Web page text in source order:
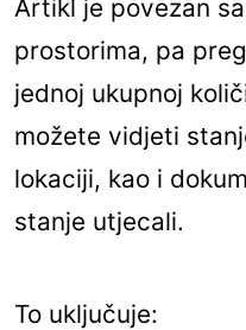
Artikl je povezan
prostorima, pa
jednoj ukupnoj
možete vidjeti
lokaciji, kao i
stanje utjecali.
To uključuje: